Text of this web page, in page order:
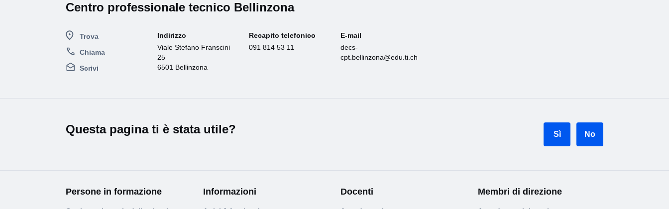
Centro professionale tecnico Bellinzona
Trova
Chiama
Scrivi
Indirizzo
Viale Stefano Franscini
25
6501 Bellinzona
Recapito telefonico
091 814 53 11
E-mail
decs-
cpt.bellinzona@edu.ti.ch
Questa pagina ti è stata utile? Sì No
Persone in formazione Informazioni Docenti Membri di direzione